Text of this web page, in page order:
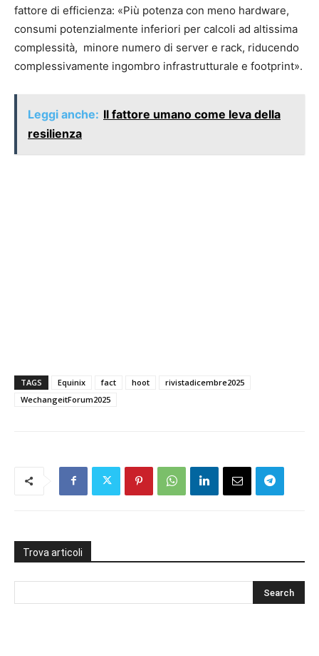
fattore di efficienza: «Più potenza con meno hardware,
consumi potenzialmente inferiori per calcoli ad altissima
complessità, minore numero di server e rack, riducendo
complessivamente ingombro infrastrutturale e footprint».
Leggi anche: Il fattore umano come leva della
resilienza
TAGS Equinix fact hoot
rivistadicembre2025
WechangeitForum2025
Trova articoli